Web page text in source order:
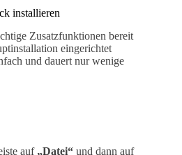
installieren
Zusatzfunktionen bereit
eingerichtet
und dauert nur wenige
auf „Datei“ und dann auf